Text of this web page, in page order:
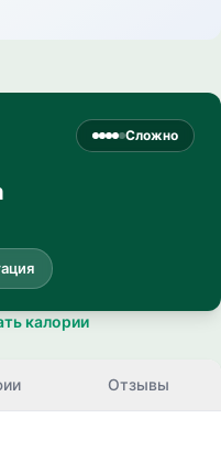
Сложно
калории
Отзывы